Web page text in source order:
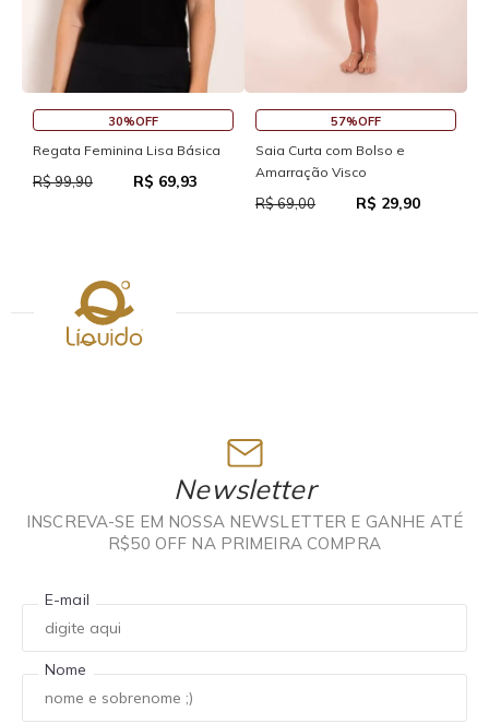
30%OFF
Regata Feminina Lisa Básica
R$ 99,90 R$ 69,93
57%OFF
Saia Curta com Bolso e
Amarração Visco
R$ 69,00 R$ 29,90
Newsletter
INSCREVA-SE EM NOSSA NEWSLETTER E GANHE ATÉ
R$50 OFF NA PRIMEIRA COMPRA
E-mail
Nome